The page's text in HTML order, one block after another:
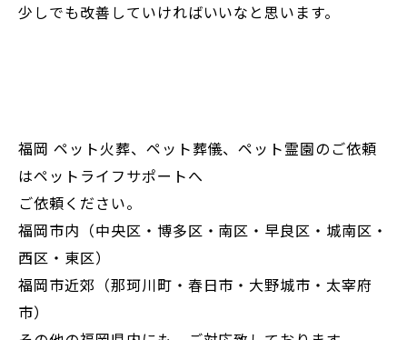
少しでも改善していければいいなと思います。
福岡 ペット火葬、ペット葬儀、ペット霊園のご依頼
はペットライフサポートへ
ご依頼ください。
福岡市内（中央区・博多区・南区・早良区・城南区・
西区・東区）
福岡市近郊（那珂川町・春日市・大野城市・太宰府
市）